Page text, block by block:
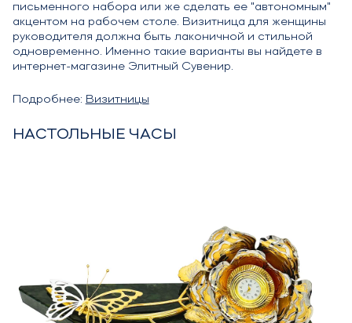
письменного набора или же сделать ее "автономным"
акцентом на рабочем столе. Визитница для женщины
руководителя должна быть лаконичной и стильной
одновременно. Именно такие варианты вы найдете в
интернет-магазине Элитный Сувенир.
Подробнее: Визитницы
НАСТОЛЬНЫЕ ЧАСЫ